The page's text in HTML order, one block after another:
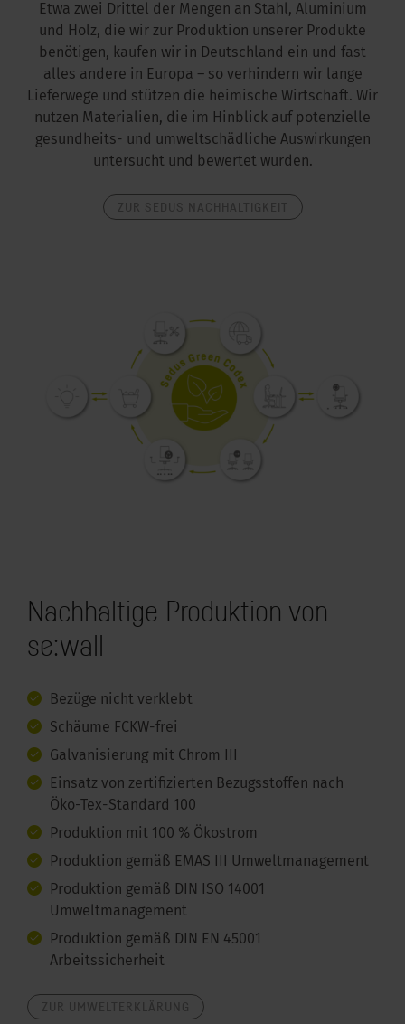
Etwa zwei Drittel der Mengen an Stahl, Aluminium
und Holz, die wir zur Produktion unserer Produkte
benötigen, kaufen wir in Deutschland ein und fast
alles andere in Europa – so verhindern wir lange
Lieferwege und stützen die heimische Wirtschaft. Wir
nutzen Materialien, die im Hinblick auf potenzielle
gesundheits- und umweltschädliche Auswirkungen
untersucht und bewertet wurden.
Nachhaltige Produktion von
se:wall
Bezüge nicht verklebt
Schäume FCKW-frei
Galvanisierung mit Chrom III
Einsatz von zertifizierten Bezugsstoffen nach
Öko-Tex-Standard 100
Produktion mit 100 % Ökostrom
Produktion gemäß EMAS III Umweltmanagement
Produktion gemäß DIN ISO 14001
Umweltmanagement
Produktion gemäß DIN EN 45001
Arbeitssicherheit